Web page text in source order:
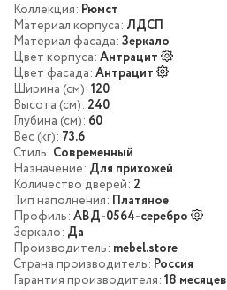
Коллекция: Рюмст
Материал корпуса: ЛДСП
Материал фасада: Зеркало
Цвет корпуса: Антрацит
Цвет фасада: Антрацит
Ширина (см): 120
Высота (см): 240
Глубина (см): 60
Вес (кг): 73.6
Стиль: Современный
Назначение: Для прихожей
Количество дверей: 2
Тип наполнения: Платяное
Профиль: АВД-0564-серебро
Зеркало: Да
Производитель: mebel.store
Страна производитель: Россия
Гарантия производителя: 18 месяцев